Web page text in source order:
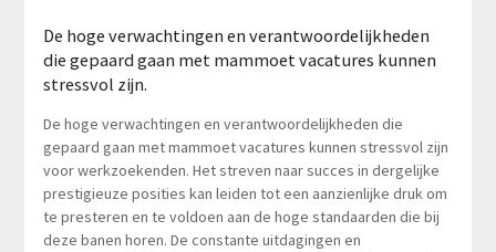
De hoge verwachtingen en verantwoordelijkheden
die gepaard gaan met mammoet vacatures kunnen
stressvol zijn.
De hoge verwachtingen en verantwoordelijkheden die
gepaard gaan met mammoet vacatures kunnen stressvol zijn
voor werkzoekenden. Het streven naar succes in dergelijke
prestigieuze posities kan leiden tot een aanzienlijke druk om
te presteren en te voldoen aan de hoge standaarden die bij
deze banen horen. De constante uitdagingen en